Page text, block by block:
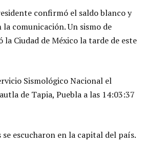
confirmó el saldo blanco y
comunicación. Un sismo de
la Ciudad de México la tarde de este
Sismológico Nacional el
de Tapia, Puebla a las 14:03:37
se escucharon en la capital del país.